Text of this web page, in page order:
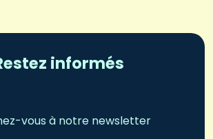
informés
vous à notre newsletter